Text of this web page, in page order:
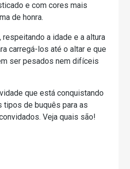
e com cores mais
de honra.
a idade e a altura
carregá-los até o altar e que
ser pesados nem difíceis
que está conquistando
de buquês para as
Veja quais são!